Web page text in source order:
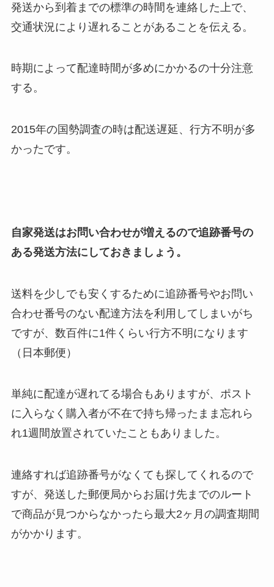
発送から到着までの標準の時間を連絡した上で、
交通状況により遅れることがあることを伝える。
時期によって配達時間が多めにかかるの十分注意
する。
2015年の国勢調査の時は配送遅延、行方不明が多
かったです。
自家発送はお問い合わせが増えるので追跡番号の
ある発送方法にしておきましょう。
送料を少しでも安くするために追跡番号やお問い
合わせ番号のない配達方法を利用してしまいがち
ですが、数百件に1件くらい行方不明になります
（日本郵便）
単純に配達が遅れてる場合もありますが、ポスト
に入らなく購入者が不在で持ち帰ったまま忘れら
れ1週間放置されていたこともありました。
連絡すれば追跡番号がなくても探してくれるので
すが、発送した郵便局からお届け先までのルート
で商品が見つからなかったら最大2ヶ月の調査期間
がかかります。